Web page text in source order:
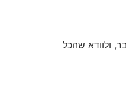
ולוודא שהכל